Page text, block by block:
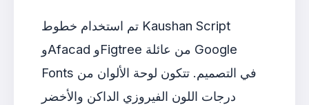
تم استخدام خطوط Kaushan Script
وAfacad وFigtree من عائلة Google
Fonts في التصميم. تتكون لوحة الألوان من
درجات اللون الفيروزي الداكن والأخضر